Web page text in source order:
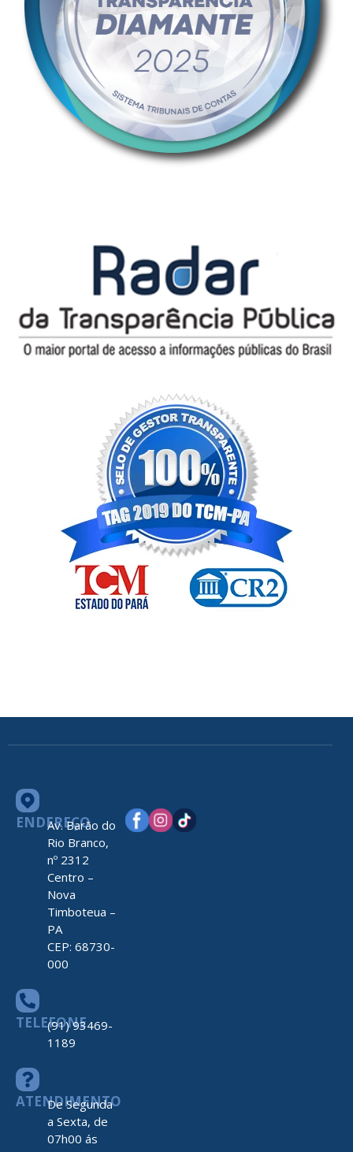
ENDEREÇO
Av. Barão do
Rio Branco,
nº 2312
Centro –
Nova
Timboteua –
PA
CEP: 68730-
000
TELEFONE
(91) 93469-
1189
ATENDIMENTO
De Segunda
a Sexta, de
07h00 ás